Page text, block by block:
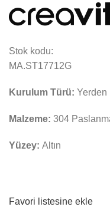
Stok kodu:
MA.ST17712G
Kurulum Türü: Yerden
Malzeme: 304
Yüzey: Altın
Favori listesine ekle